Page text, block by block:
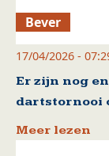
Bever
17/04/2026 -
Er zijn nog
dartstornooi
Meer lezen